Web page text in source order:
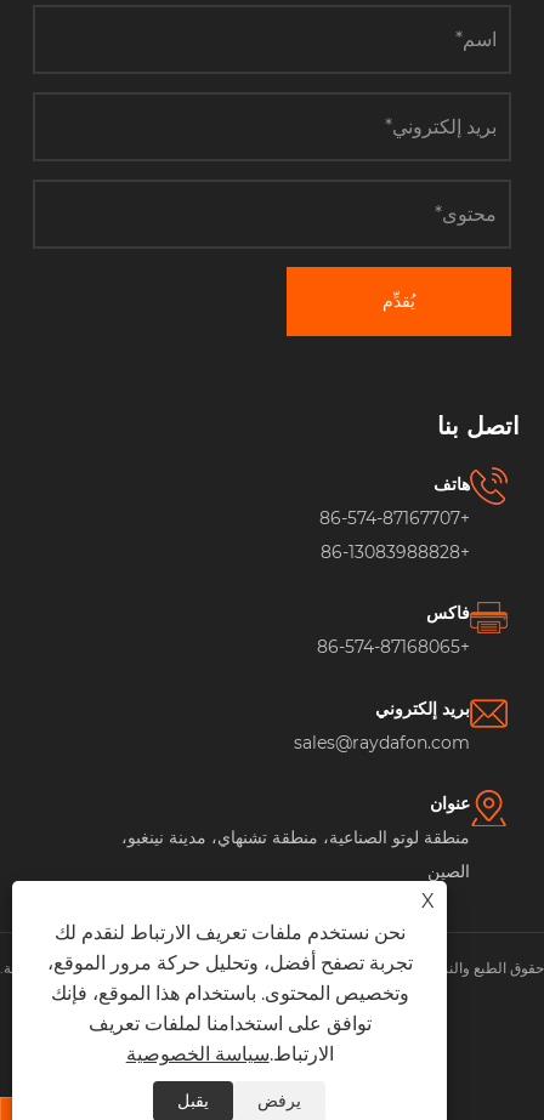
يُقدِّم
اتصل بنا
هاتف
+86-574-87167707
+86-13083988828
فاكس
+86-574-87168065
بريد إلكتروني
sales@raydafon.com
عنوان
منطقة لوتو الصناعية، منطقة تشنهاي، مدينة نينغبو،
الصين
حقوق الطبع والنشر © شركة مجموعة رايدافون للتكنولوجيا المحدودة جميع الحقوق محفوظة.
Links | Sitemap | RSS | XML
| سياسة الخصوصية |
X
نحن نستخدم ملفات تعريف الارتباط لنقدم لك
تجربة تصفح أفضل، وتحليل حركة مرور الموقع،
وتخصيص المحتوى. باستخدام هذا الموقع، فإنك
توافق على استخدامنا لملفات تعريف
الارتباط.سياسة الخصوصية
يرفض يقبل